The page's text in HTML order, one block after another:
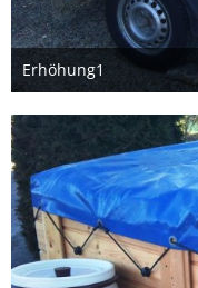
Erhöhung1
29. August 2022